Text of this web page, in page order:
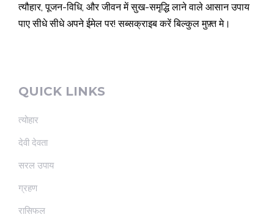
त्यौहार, पूजन-विधि, और जीवन में सुख-समृद्धि लाने वाले आसान उपाय
पाए सीधे सीधे अपने ईमेल पर! सब्सक्राइब करें बिल्कुल मुफ़्त मे।
QUICK LINKS
त्योहार
देवी देवता
सरल उपाय
ग्रहण
रासिफल